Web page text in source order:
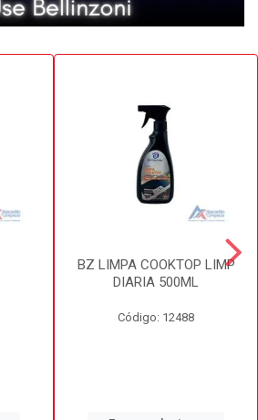
BZ LIMPA COOKTOP LIMP
DIARIA 500ML
Código: 12488